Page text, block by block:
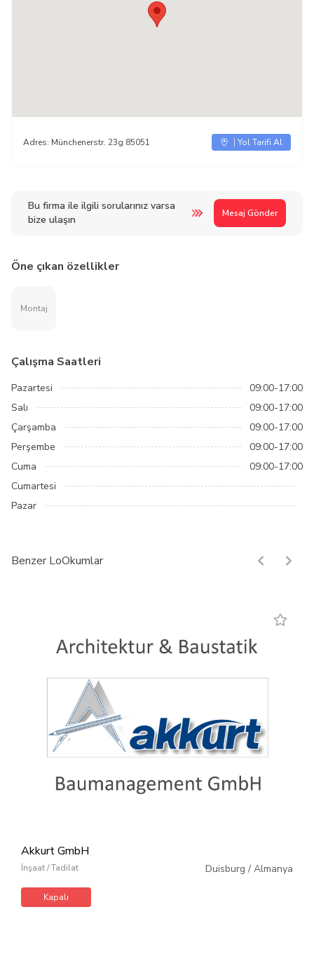
Bu firma ile ilgili sorularınız varsa
bize ulaşın
Mesaj Gönder
Adres: Münchenerstr. 23g 85051 Yol Tarifi Al
Öne çıkan özellikler
Montaj
Çalışma Saatleri
Pazartesi
09:00-17:00
Salı
09:00-17:00
Çarşamba
09:00-17:00
Perşembe
09:00-17:00
Cuma
09:00-17:00
Cumartesi
Pazar
Benzer LoOkumlar
Akkurt GmbH
İnşaat / Tadilat Duisburg / Almanya
Kapalı